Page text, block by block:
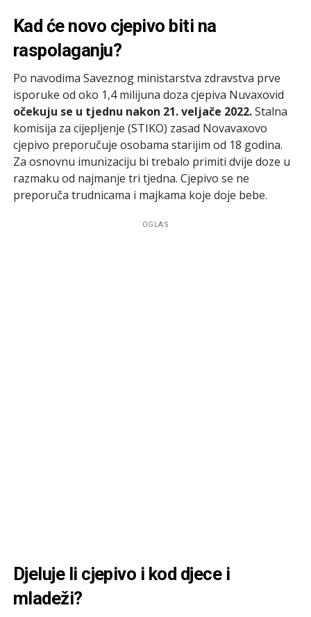
Kad će novo cjepivo biti na
raspolaganju?
Po navodima Saveznog ministarstva zdravstva prve
isporuke od oko 1,4 milijuna doza cjepiva Nuvaxovid
očekuju se u tjednu nakon 21. veljače 2022.Stalna
komisija za cijepljenje (STIKO) zasad Novavaxovo
cjepivo preporučuje osobama starijim od 18 godina.
Za osnovnu imunizaciju bi trebalo primiti dvije doze u
razmaku od najmanje tri tjedna. Cjepivo se ne
preporuča trudnicama i majkama koje doje bebe.
OGLAS
Djeluje li cjepivo i kod djece i
mladeži?